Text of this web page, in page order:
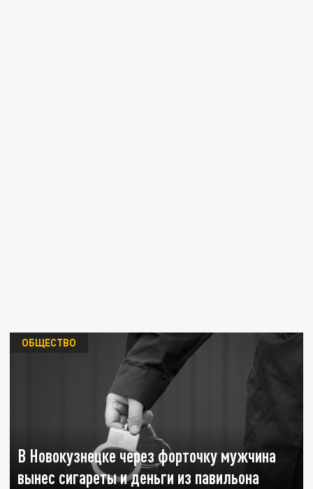
В Новокузнецке через форточку мужчина
вынес сигареты и деньги из павильона
ОБЩЕСТВО